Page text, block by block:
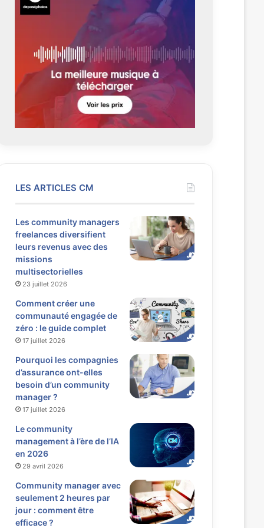
LES ARTICLES CM
Les community managers
freelances diversifient
leurs revenus avec des
missions
multisectorielles
23 juillet 2026
Comment créer une
communauté engagée de
zéro : le guide complet
17 juillet 2026
Pourquoi les compagnies
d’assurance ont-elles
besoin d’un community
manager ?
17 juillet 2026
Le community
management à l’ère de l’IA
en 2026
29 avril 2026
Community manager avec
seulement 2 heures par
jour : comment être
efficace ?